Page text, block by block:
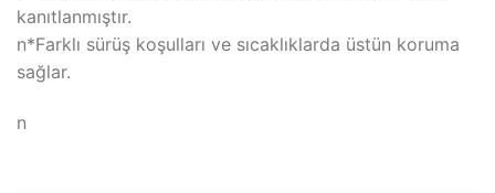
kanıtlanmıştır.
n*Farklı sürüş koşulları ve sıcaklıklarda üstün koruma
sağlar.
n